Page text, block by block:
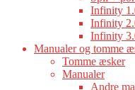
Infinity
Infinity
Infinity
Manualer og tomme
Tomme æsker
Manualer
Andre